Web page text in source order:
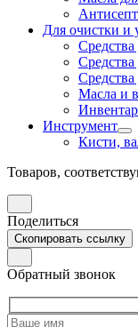
Для очистки и
Средства
Средства
Масла и
Инструмент
Кисти,
Товаров,
Поделиться
Скопировать ссылку
Обратный звонок